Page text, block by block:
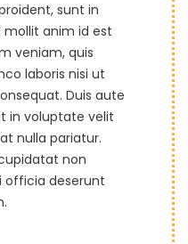
sunt in
anim id est
veniam, quis
laboris nisi ut
Duis aute
in voluptate velit
nulla pariatur.
non
officia deserunt